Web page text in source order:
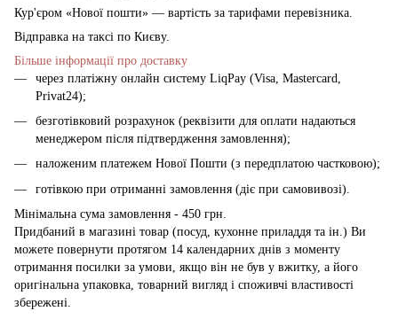
Кур'єром «Нової пошти» — вартість за тарифами перевізника.
Відправка на таксі по Києву.
Більше інформації про доставку
через платіжну онлайн систему LiqPay (Visa, Mastercard,
Privat24);
безготівковий розрахунок (реквізити для оплати надаються
менеджером після підтвердження замовлення);
наложеним платежем Нової Пошти (з передплатою частковою);
готівкою при отриманні замовлення (діє при самовивозі).
Мінімальна сума замовлення - 450 грн.
Придбаний в магазині товар (посуд, кухонне приладдя та ін.) Ви
можете повернути протягом 14 календарних днів з моменту
отримання посилки за умови, якщо він не був у вжитку, а його
оригінальна упаковка, товарний вигляд і споживчі властивості
збережені.